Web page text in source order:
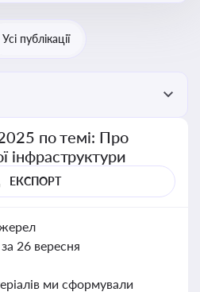
Усі публікації
по темі: Про
інфраструктури
ЕКСПОРТ
за 26 вересня
ми сформували